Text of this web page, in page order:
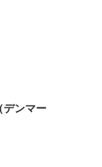
（デンマー